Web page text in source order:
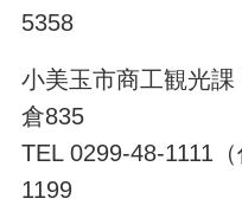
5358
小美玉市商工観光
倉835
TEL 0299-48-1111
1199